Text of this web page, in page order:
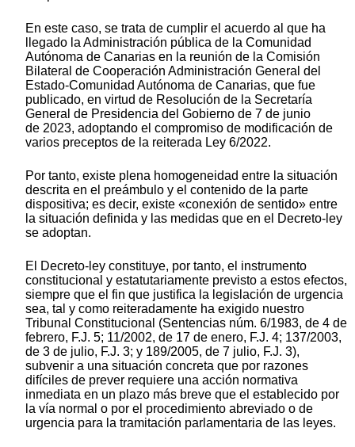
En este caso, se trata de cumplir el acuerdo al que ha
llegado la Administración pública de la Comunidad
Autónoma de Canarias en la reunión de la Comisión
Bilateral de Cooperación Administración General del
Estado-Comunidad Autónoma de Canarias, que fue
publicado, en virtud de Resolución de la Secretaría
General de Presidencia del Gobierno de 7 de junio
de 2023, adoptando el compromiso de modificación de
varios preceptos de la reiterada Ley 6/2022.
Por tanto, existe plena homogeneidad entre la situación
descrita en el preámbulo y el contenido de la parte
dispositiva; es decir, existe «conexión de sentido» entre
la situación definida y las medidas que en el Decreto-ley
se adoptan.
El Decreto-ley constituye, por tanto, el instrumento
constitucional y estatutariamente previsto a estos efectos,
siempre que el fin que justifica la legislación de urgencia
sea, tal y como reiteradamente ha exigido nuestro
Tribunal Constitucional (Sentencias núm. 6/1983, de 4 de
febrero, F.J. 5; 11/2002, de 17 de enero, F.J. 4; 137/2003,
de 3 de julio, F.J. 3; y 189/2005, de 7 julio, F.J. 3),
subvenir a una situación concreta que por razones
difíciles de prever requiere una acción normativa
inmediata en un plazo más breve que el establecido por
la vía normal o por el procedimiento abreviado o de
urgencia para la tramitación parlamentaria de las leyes.